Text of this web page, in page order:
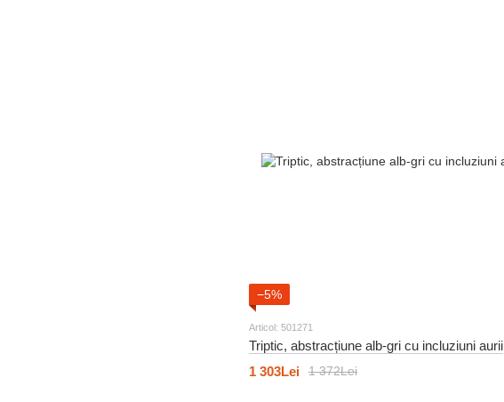
−5%
Articol: 501271
Triptic, abstracțiune alb-gri cu incluziuni aurii
1 372Lei
1 303Lei